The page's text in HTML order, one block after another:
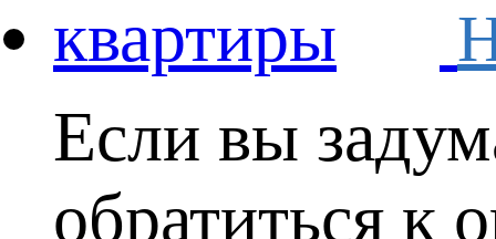
Если вы
обратиться к